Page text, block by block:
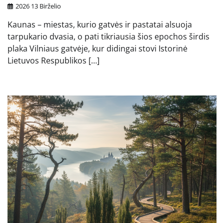
2026 13 Birželio
Kaunas – miestas, kurio gatvės ir pastatai alsuoja
tarpukario dvasia, o pati tikriausia šios epochos širdis
plaka Vilniaus gatvėje, kur didingai stovi Istorinė
Lietuvos Respublikos […]